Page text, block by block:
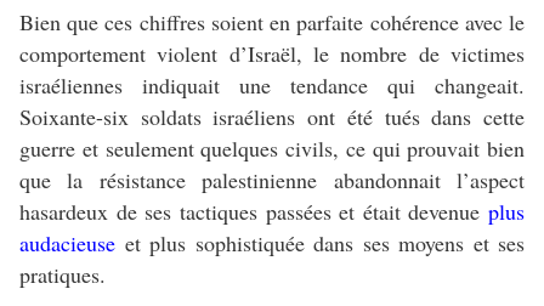
Bien que ces chiffres soient en parfaite cohérence avec le
comportement violent d’Israël, le nombre de victimes
israéliennes indiquait une tendance qui changeait.
Soixante-six soldats israéliens ont été tués dans cette
guerre et seulement quelques civils, ce qui prouvait bien
que la résistance palestinienne abandonnait l’aspect
hasardeux de ses tactiques passées et était devenue plus
audacieuse et plus sophistiquée dans ses moyens et ses
pratiques.